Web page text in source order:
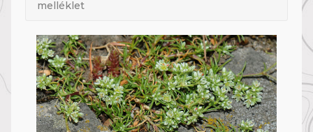
melléklet